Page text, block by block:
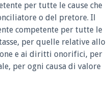
per tutte le cause che
o del pretore. Il
competente per tutte le
per quelle relative allo
e ai diritti onorifici, per
per ogni causa di valore